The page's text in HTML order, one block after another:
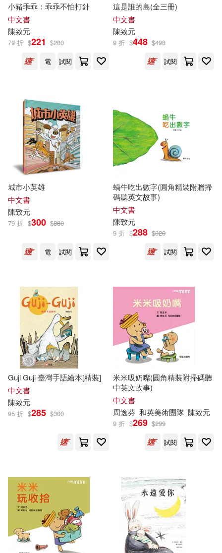
小豬乖乖：乖乖不怕打針
中文書
陳致元
79 折 $221 $280
電
試閱
這是誰的島(全三冊)
中文書
陳致元
9 折 $448 $498
試閱
城市小英雄
中文書
陳致元
79 折 $300 $380
電 試閱
蝸牛吃出數字(圓角精裝附贈掃
碼聽英文故事)
中文書
陳致元
9 折 $288 $320
試閱
Guji Guji 臺灣手語繪本[精裝]
中文書
陳致元
95 折 $285 $300
米米吸奶嘴(圓角精裝附掃碼聽
中英文故事)
中文書
周逸芬 和英美術團隊 陳致元
9 折 $269 $299
試閱